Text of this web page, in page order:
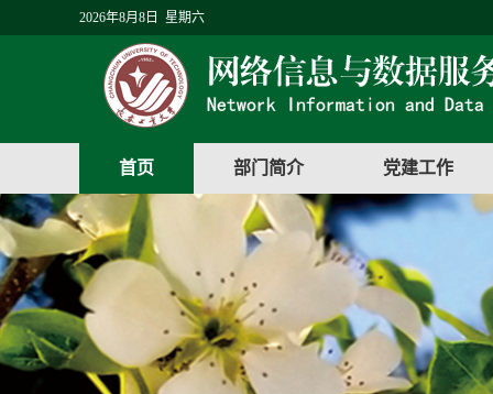
2026年8月8日 星期六
首页 部门简介 党建工作